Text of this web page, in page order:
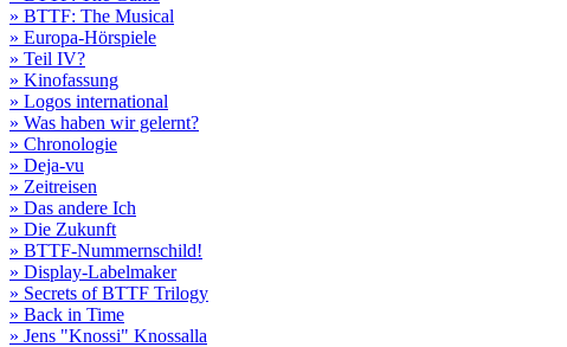
» BTTF: The Musical
» Europa-Hörspiele
» Teil IV?
» Kinofassung
» Logos international
» Was haben wir gelernt?
» Chronologie
» Deja-vu
» Zeitreisen
» Das andere Ich
» Die Zukunft
» BTTF-Nummernschild!
» Display-Labelmaker
» Secrets of BTTF Trilogy
» Back in Time
» Jens "Knossi" Knossalla